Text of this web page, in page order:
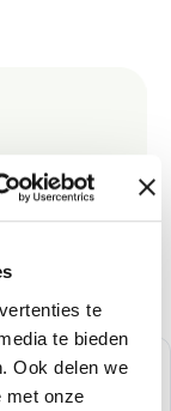
te
te bieden
Ook delen we
met onze